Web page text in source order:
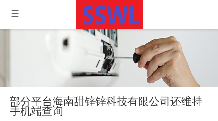
部分平台海南甜锌锌科技有限公司还维持
手机端查询